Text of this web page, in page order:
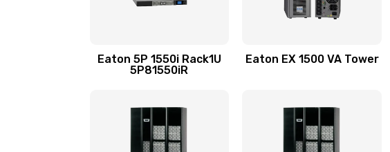
Eaton 5P 1550i Rack1U
5P81550iR
Eaton EX 1500 VA Tower